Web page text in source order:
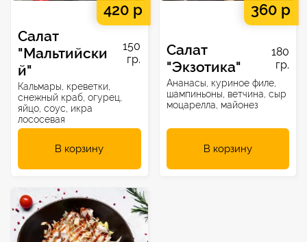
420 р
Салат
"Мальтийски
й"
150
гр.
Кальмары, креветки,
снежный краб, огурец,
яйцо, соус, икра
лососевая
В корзину
360 р
Салат
"Экзотика"
180
гр.
Ананасы, куриное филе,
шампиньоны, ветчина, сыр
моцарелла, майонез
В корзину